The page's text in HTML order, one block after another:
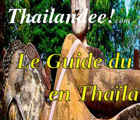
Thailandee!com
Le Guide du
en